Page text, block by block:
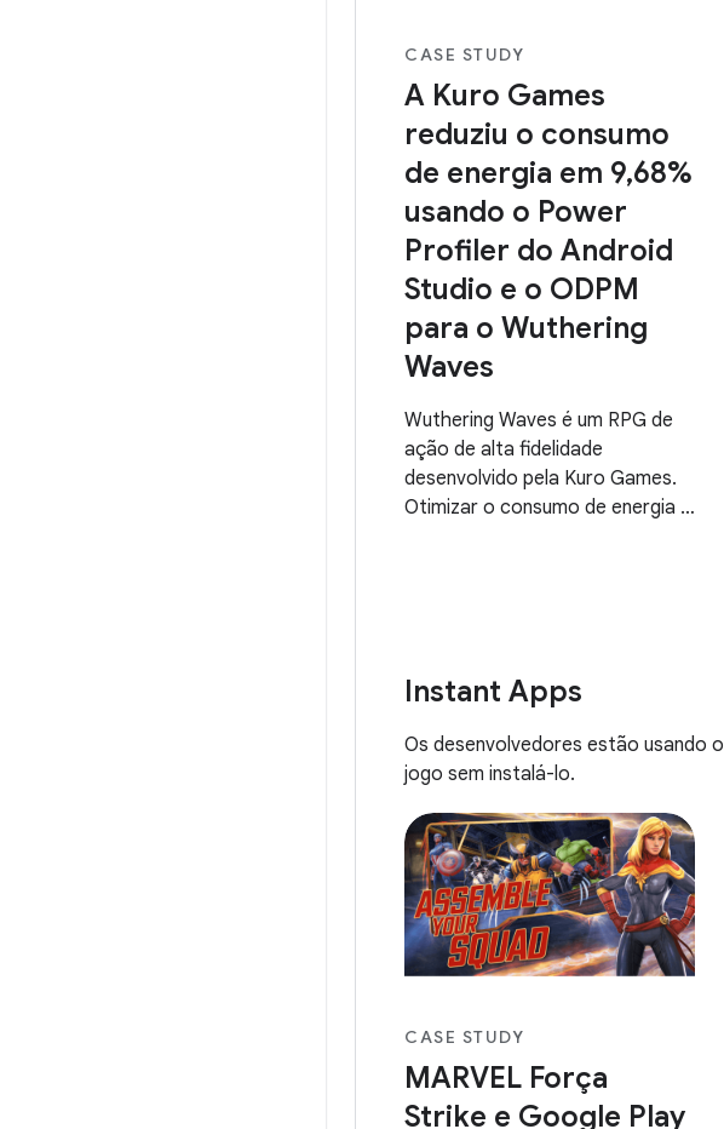
CASE STUDY
A Kuro Games
reduziu o consumo
de energia em 9,68%
usando o Power
Profiler do Android
Studio e o ODPM
para o Wuthering
Waves
Wuthering Waves é um RPG de
ação de alta fidelidade
desenvolvido pela Kuro Games.
Otimizar o consumo de energia é
Instant Apps
Os desenvolvedores estão usando o
jogo sem instalá-lo.
CASE STUDY
MARVEL Força
Strike e Google Play